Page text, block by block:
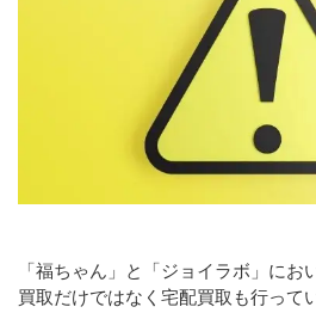
「福ちゃん」と「ジョイラボ」に
買取だけではなく宅配買取も行って